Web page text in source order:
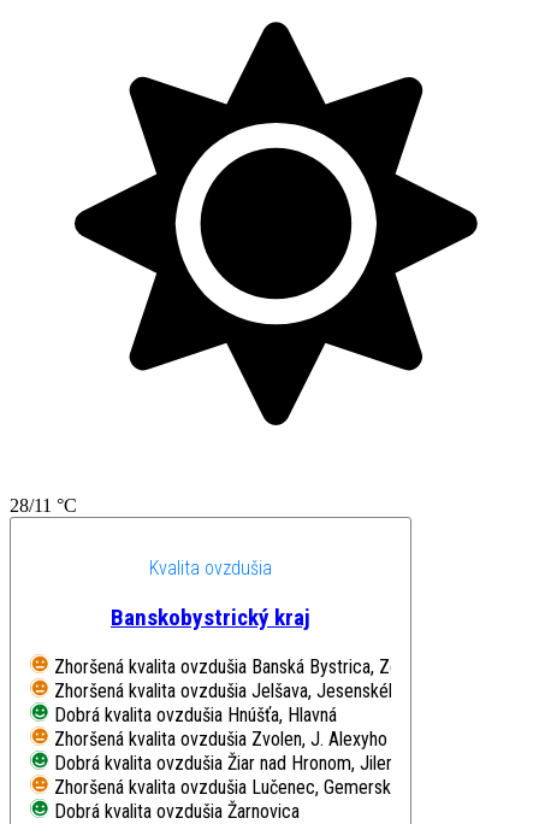
28/11 °C
Kvalita ovzdušia
Banskobystrický kraj
Zhoršená kvalita ovzdušia Banská Bystrica, Zelená
Zhoršená kvalita ovzdušia Jelšava, Jesenského
Dobrá kvalita ovzdušia Hnúšťa, Hlavná
Zhoršená kvalita ovzdušia Zvolen, J. Alexyho
Dobrá kvalita ovzdušia Žiar nad Hronom, Jilemnického
Zhoršená kvalita ovzdušia Lučenec, Gemerská cesta
Dobrá kvalita ovzdušia Žarnovica